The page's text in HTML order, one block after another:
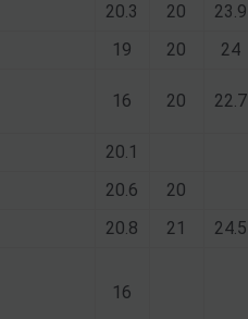
20.3 20
23.9
19 20 24
16 20 22.7
20.1
20.6
20
20.8 21 24.5
16